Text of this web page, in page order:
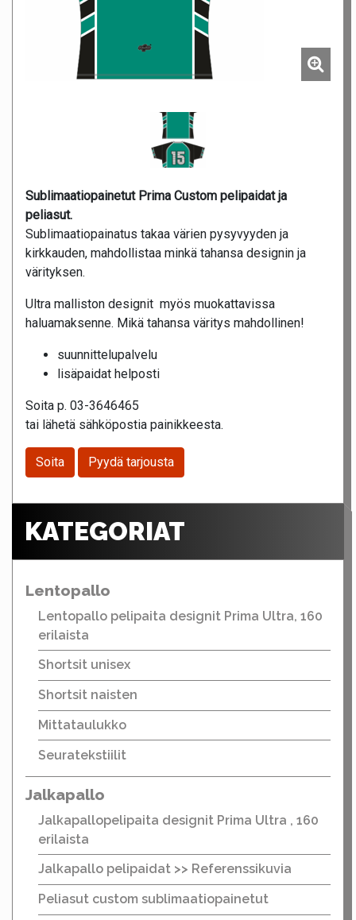
Sublimaatiopainetut Prima Custom pelipaidat ja
peliasut.
Sublimaatiopainatus takaa värien pysyvyyden ja
kirkkauden, mahdollistaa minkä tahansa designin ja
värityksen.
Ultra malliston designit myös muokattavissa
haluamaksenne. Mikä tahansa väritys mahdollinen!
suunnittelupalvelu
lisäpaidat helposti
Soita p. 03-3646465
tai lähetä sähköpostia painikkeesta.
Soita Pyydä tarjousta
KATEGORIAT
Lentopallo
Lentopallo pelipaita designit Prima Ultra, 160
erilaista
Shortsit unisex
Shortsit naisten
Mittataulukko
Seuratekstiilit
Jalkapallo
Jalkapallopelipaita designit Prima Ultra , 160
erilaista
Jalkapallo pelipaidat >> Referenssikuvia
Peliasut custom sublimaatiopainetut